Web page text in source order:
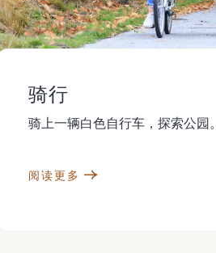
骑行
骑上一辆白色自行车，探索公园。
阅读更多